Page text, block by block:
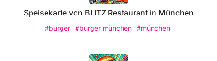
Speisekarte von BLITZ Restaurant in München
#burger #burger münchen #münchen